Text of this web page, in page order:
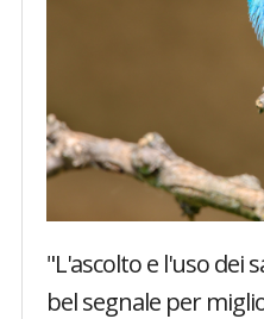
"L'ascolto e l'uso dei
bel segnale per